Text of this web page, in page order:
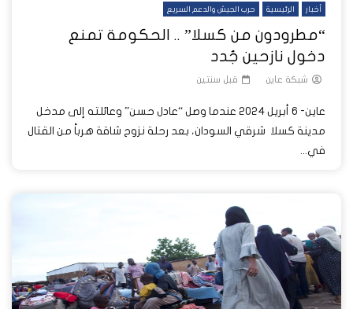
أخبار الرئيسية حرب الجيش والدعم السريع
“مطرودون من كسلا” .. الحكومة تمنع
دخول نازحين جُدد
شبكة عاين قبل سنتين
عاين- 6 أبريل 2024 عندما وصل “عادل حسن” وعائلته إلى مدخل
مدينة كسلا شرقي السودان، بعد رحلة نزوح شاقة هرباً من القتال
في...